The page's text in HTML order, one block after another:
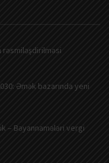
rəsmiləşdirilməsi
Əmək bazarında yeni
– Bəyannamələri vergi